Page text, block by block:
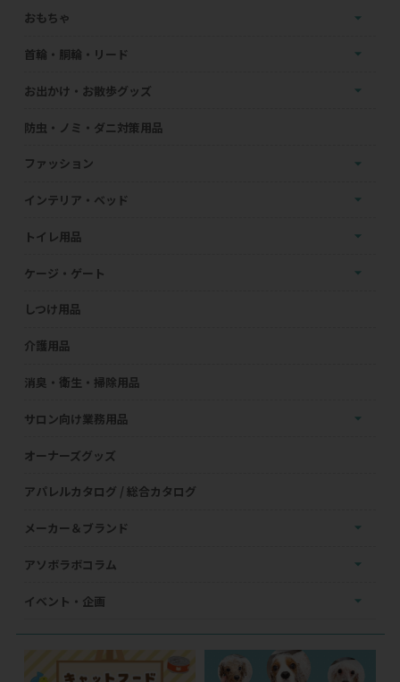
おもちゃ
首輪・胴輪・リード
お出かけ・お散歩グッズ
防虫・ノミ・ダニ対策用品
ファッション
インテリア・ベッド
トイレ用品
ケージ・ゲート
しつけ用品
介護用品
消臭・衛生・掃除用品
サロン向け業務用品
オーナーズグッズ
アパレルカタログ / 総合カタログ
メーカー＆ブランド
アソボラボコラム
イベント・企画